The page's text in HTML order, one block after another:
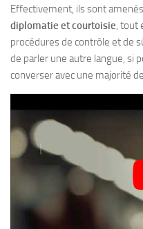
Effectivement, ils sont
diplomatie et courtoisie, tout
procédures de contrôle et de
de parler une autre langue, si
converser avec une majorité